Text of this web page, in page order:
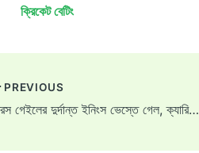
ক্রিকেট বেটিং
PREVIOUS
ক্রিস গেইলের দুর্দান্ত ইনিংস ভেস্তে গেল, ক্যারিবিয়ান বোলারের হ্যাটট্রিক, ৩ ছক্কা মেরে দলকে জয়ের পথে নিয়ে যান ইরফান পাঠান